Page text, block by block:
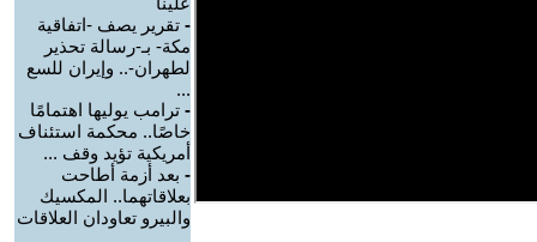
- تقرير يصف -اتفاقية
مكة- بـ-رسالة تحذير
لطهران-.. وإيران للسع
...
- ترامب يوليها اهتمامًا
خاصًا.. محكمة استئناف
أمريكية تؤيد وقف ...
- بعد أزمة أطاحت
بعلاقاتهما.. المكسيك
والبيرو تعاودان العلاقات